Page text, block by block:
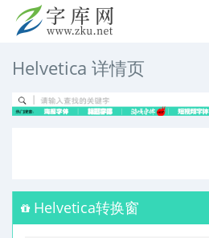
Helvetica 详情页
Helvetica转换窗